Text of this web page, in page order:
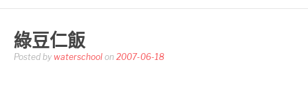
綠豆仁飯
Posted by waterschool on 2007-06-18